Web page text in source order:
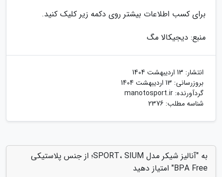
برای کسب اطلاعات بیشتر روی دکمه زیر کلیک کنید.
منبع: دیجیکالا مگ
انتشار: 13 اردیبهشت 1404
بروزرسانی: 13 اردیبهشت 1404
گردآورنده: manotosport.ir
شناسه مطلب: 2376
به "آنالیز شیکر مدل SPORT، SIUM؛ از جنس پلاستیکی
BPA Free" امتیاز دهید